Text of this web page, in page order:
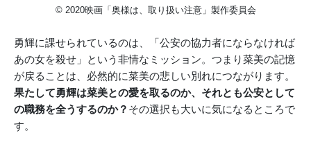
© 2020映画「奥様は、取り扱い注意」製作委員会
勇輝に課せられているのは、「公安の協力者にならなければ
あの女を殺せ」という非情なミッション。つまり菜美の記憶
が戻ることは、必然的に菜美の悲しい別れにつながります。
果たして勇輝は菜美との愛を取るのか、それとも公安として
の職務を全うするのか？ その選択も大いに気になるところで
す。